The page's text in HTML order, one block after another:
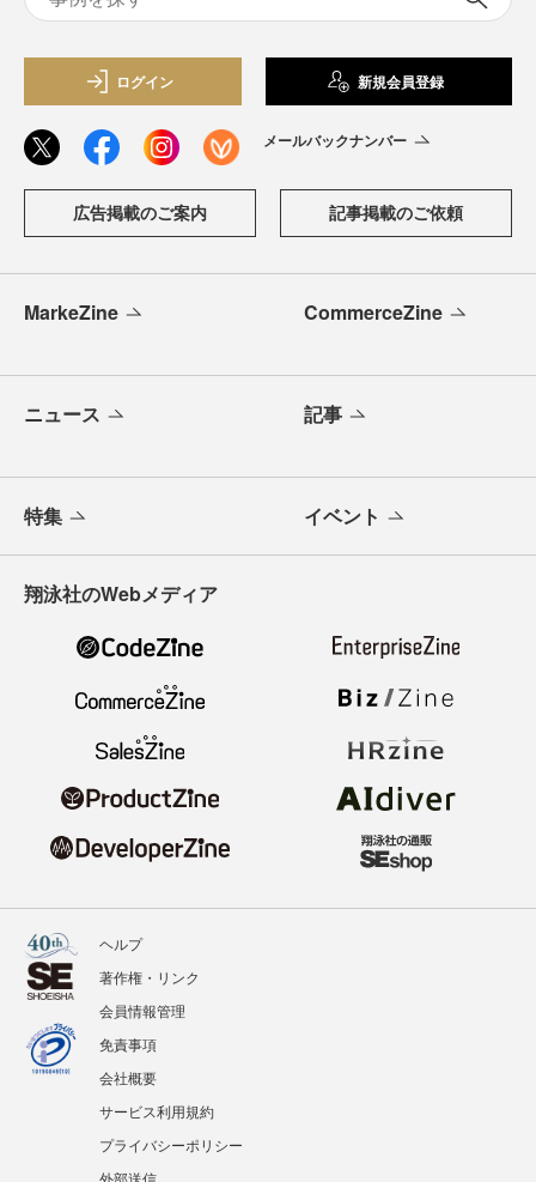
ログイン 新規会員登録
メールバックナンバー
広告掲載のご案内 記事掲載のご依頼
MarkeZine CommerceZine
ニュース 記事
特集 イベント
翔泳社のWebメディア
ヘルプ
著作権・リンク
会員情報管理
免責事項
会社概要
サービス利用規約
プライバシーポリシー
外部送信